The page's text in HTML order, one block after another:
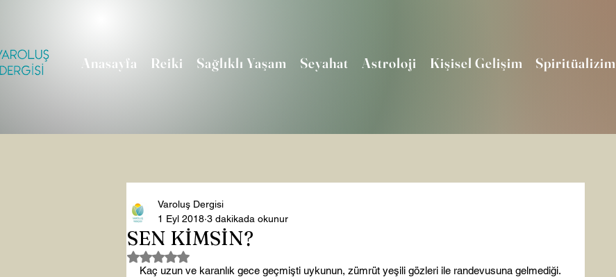
Anasayfa Reiki Sağlıklı Yaşam Seyahat Astroloji Kişisel Gelişim Spiritüalizim
SEN KİMSİN?
Varoluş Dergisi
1 Eyl 2018 3 dakikada okunur
5 üzerinden NaN yıldız
Kaç uzun ve karanlık gece geçmişti uykunun, zümrüt yeşili gözleri ile randevusuna gelmediği.